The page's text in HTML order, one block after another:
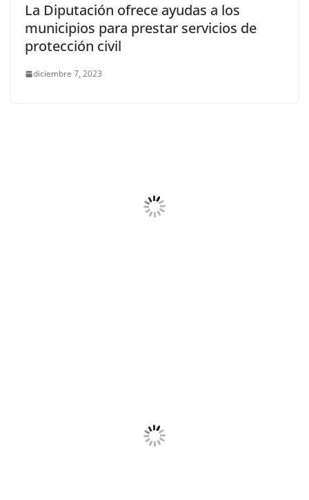
La Diputación ofrece ayudas a los
municipios para prestar servicios de
protección civil
diciembre 7, 2023